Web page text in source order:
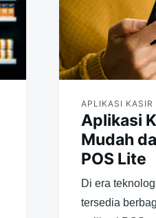
APLIKASI KASIR
Aplikasi
Mudah
POS Lite
Di era
tersedia